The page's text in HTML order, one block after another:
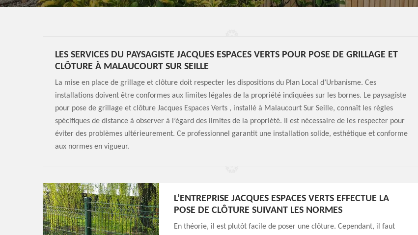
LES SERVICES DU PAYSAGISTE JACQUES ESPACES VERTS POUR POSE DE GRILLAGE ET
CLÔTURE À MALAUCOURT SUR SEILLE
La mise en place de grillage et clôture doit respecter les dispositions du Plan Local d’Urbanisme. Ces
installations doivent être conformes aux limites légales de la propriété indiquées sur les bornes. Le paysagiste
pour pose de grillage et clôture Jacques Espaces Verts , installé à Malaucourt Sur Seille, connaît les règles
spécifiques de distance à observer à l’égard des limites de la propriété. Il est nécessaire de les respecter pour
éviter des problèmes ultérieurement. Ce professionnel garantit une installation solide, esthétique et conforme
aux normes en vigueur.
L’ENTREPRISE JACQUES ESPACES VERTS EFFECTUE LA
POSE DE CLÔTURE SUIVANT LES NORMES
En théorie, il est plutôt facile de poser une clôture. Cependant, il faut